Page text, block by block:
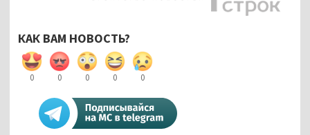
КАК ВАМ НОВОСТЬ?
0 0 0 0 0